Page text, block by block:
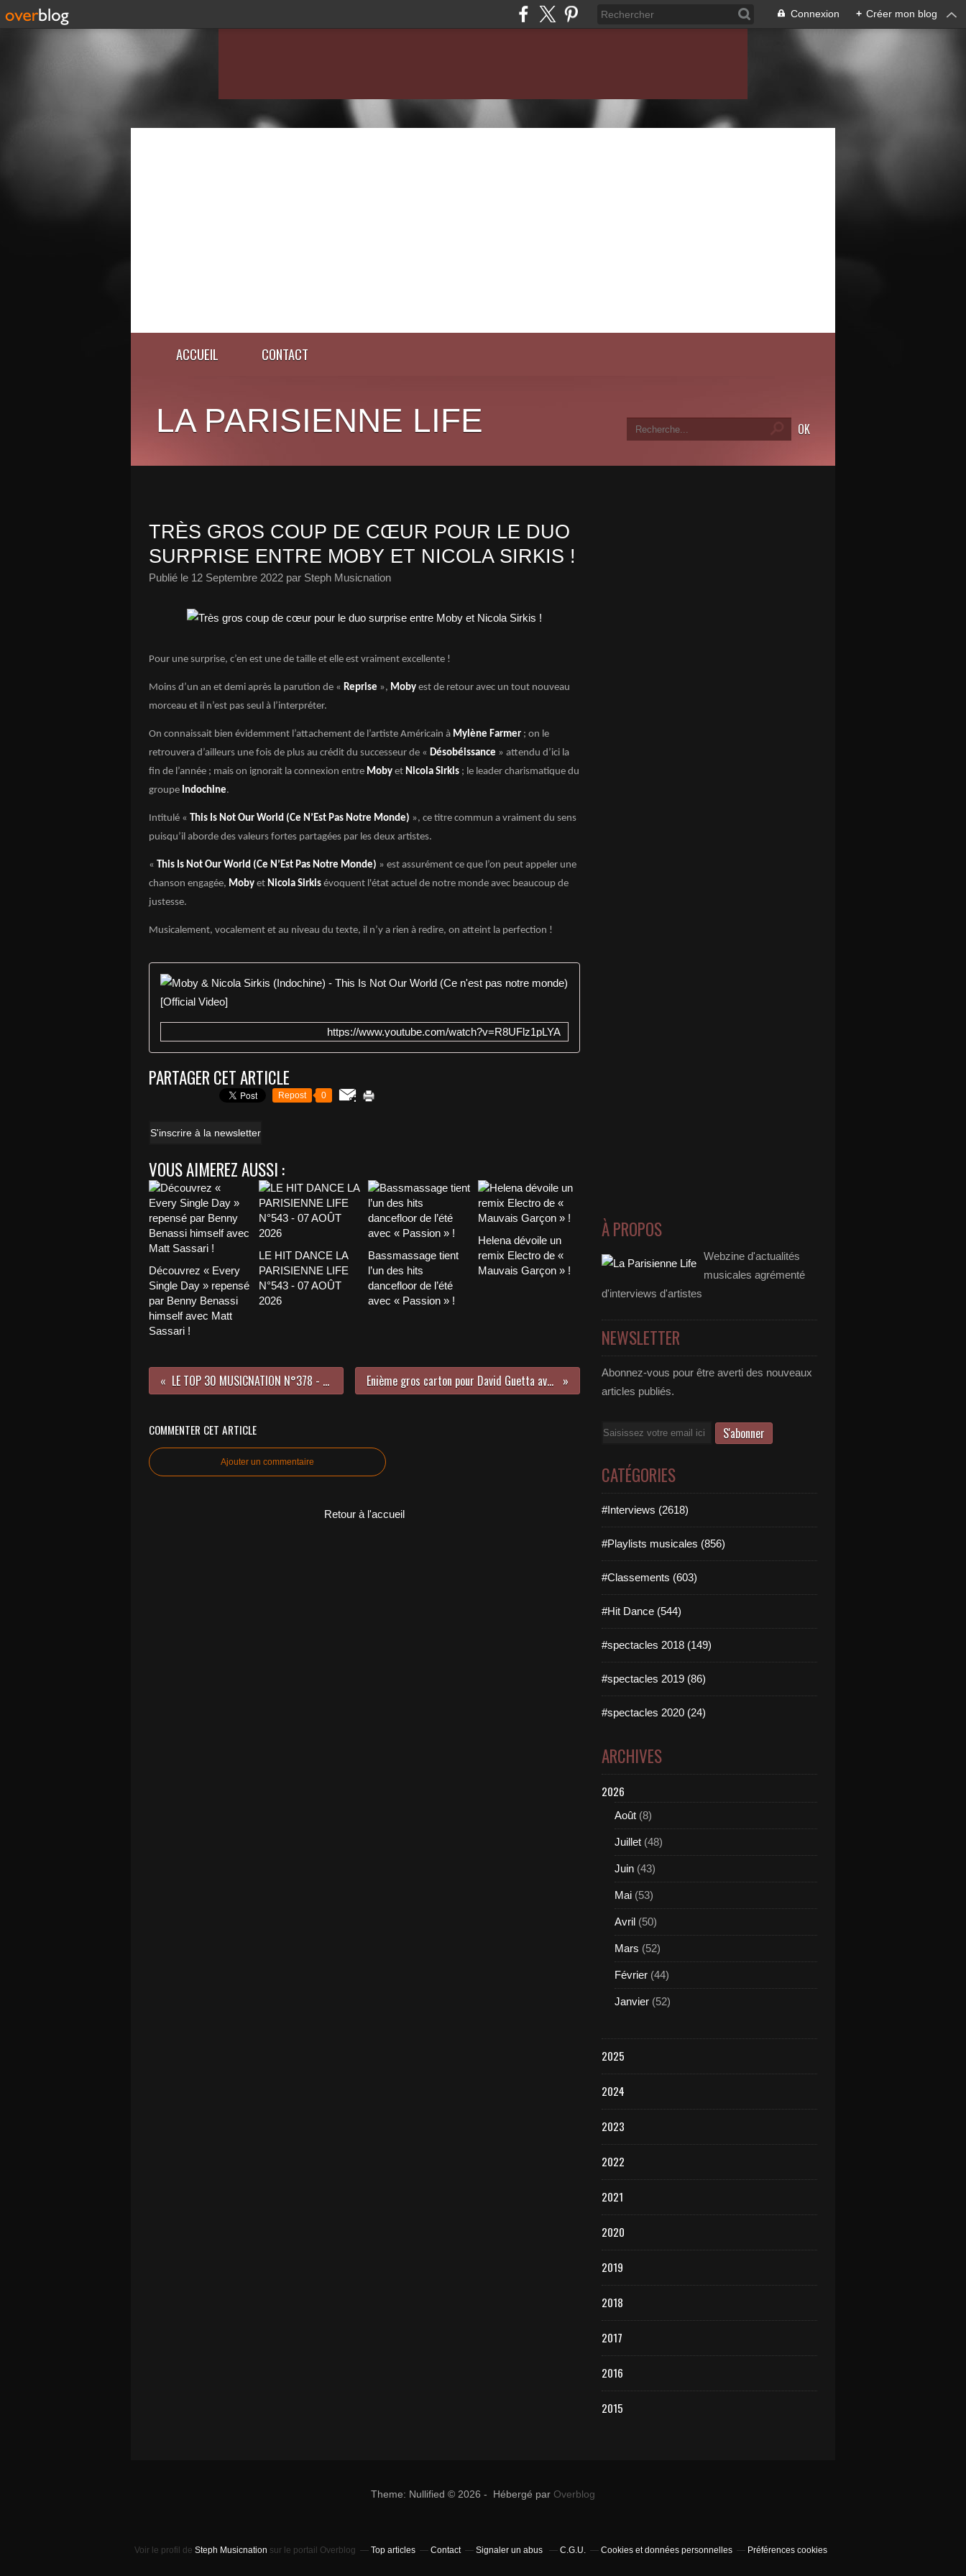
Connexion + Créer mon blog
ACCUEIL CONTACT
LA PARISIENNE LIFE
TRÈS GROS COUP DE CŒUR POUR LE DUO
SURPRISE ENTRE MOBY ET NICOLA SIRKIS !
Publié le 12 Septembre 2022 par Steph Musicnation
Pour une surprise, c’en est une de taille et elle est vraiment excellente !
Moins d’un an et demi après la parution de « Reprise », Moby est de retour avec un tout nouveau
morceau et il n’est pas seul à l’interpréter.
On connaissait bien évidemment l’attachement de l’artiste Américain à Mylène Farmer ; on le
retrouvera d’ailleurs une fois de plus au crédit du successeur de « Désobéissance » attendu d’ici la
fin de l’année ; mais on ignorait la connexion entre Moby et Nicola Sirkis ; le leader charismatique du
groupe Indochine.
Intitulé « This Is Not Our World (Ce N’Est Pas Notre Monde) », ce titre commun a vraiment du sens
puisqu’il aborde des valeurs fortes partagées par les deux artistes.
« This Is Not Our World (Ce N’Est Pas Notre Monde) » est assurément ce que l’on peut appeler une
chanson engagée, Moby et Nicola Sirkis évoquent l'état actuel de notre monde avec beaucoup de
justesse.
Musicalement, vocalement et au niveau du texte, il n’y a rien à redire, on atteint la perfection !
https://www.youtube.com/watch?v=R8UFlz1pLYA
PARTAGER CET ARTICLE
Repost 0
S'inscrire à la newsletter
VOUS AIMEREZ AUSSI :
Découvrez « Every
Single Day » repensé
par Benny Benassi
himself avec Matt
Sassari !
LE HIT DANCE LA
PARISIENNE LIFE
N°543 - 07 AOÛT
2026
Bassmassage tient
l’un des hits
dancefloor de l’été
avec « Passion » !
Helena dévoile un
remix Electro de «
Mauvais Garçon » !
LE TOP 30 MUSICNATION N°378 - 11 SEPTEMBRE 2022 Enième gros carton pour David Guetta avec « I’m Good (Blue) » !
COMMENTER CET ARTICLE
Ajouter un commentaire
Retour à l'accueil
À PROPOS
Webzine d'actualités
musicales agrémenté
d'interviews d'artistes
NEWSLETTER
Abonnez-vous pour être averti des nouveaux
articles publiés.
Email
CATÉGORIES
#Interviews (2618)
#Playlists musicales (856)
#Classements (603)
#Hit Dance (544)
#spectacles 2018 (149)
#spectacles 2019 (86)
#spectacles 2020 (24)
ARCHIVES
2026
Août (8)
Juillet (48)
Juin (43)
Mai (53)
Avril (50)
Mars (52)
Février (44)
Janvier (52)
2025
2024
2023
2022
2021
2020
2019
2018
2017
2016
2015
Theme: Nullified © 2026 - Hébergé par Overblog
Voir le profil de Steph Musicnation sur le portail Overblog Top articles Contact Signaler un abus C.G.U. Cookies et données personnelles Préférences cookies